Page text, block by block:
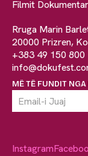
Filmit
Rruga Marin
20000 Prizren,
+383 49 150 800
MË TË FUNDIT
Instagram